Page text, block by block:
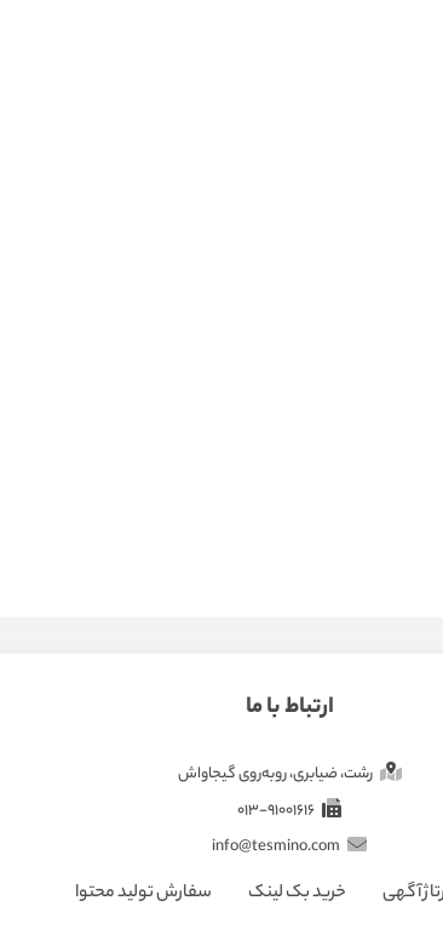
ارتباط با ما
رشت، ضیابری، روبه‌روی گیجاواش
013-91001616
info@tesmino.com
آگهی خرید بک لینک سفارش تولید محتوا